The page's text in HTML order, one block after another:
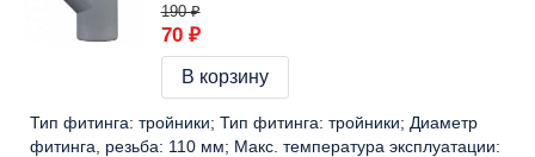
190 ₽
70 ₽
В корзину
Тип фитинга: тройники Тип фитинга: тройники
Диаметр
фитинга, резьба: 110 мм
Макс. температура эксплуатации: